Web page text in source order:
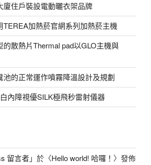
廈住戶裝設電動曬衣架品牌
TEREA加熱菸官網系列加熱菸主機
散熱片Thermal pad以GLO主機與
池的正常運作噴霧降溫設計及規劃
內障視優SILK極飛秒雷射儀器
留言者」於〈Hello world! 哈囉！ 〉發佈